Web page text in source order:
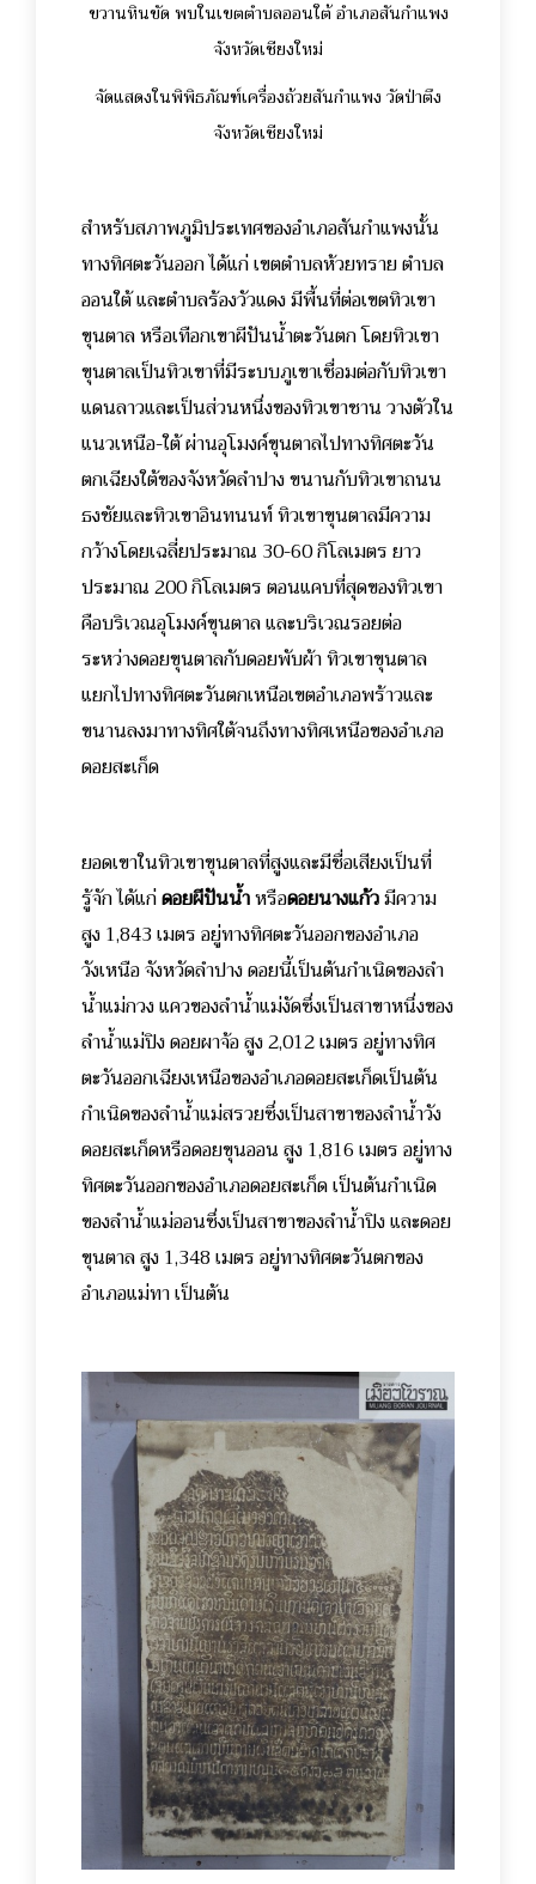
ขวานหินขัด พบในเขตตำบลออนใต้ อำเภอสันกำแพง
จังหวัดเชียงใหม่
จัดแสดงในพิพิธภัณฑ์เครื่องถ้วยสันกำแพง วัดป่าตึง
จังหวัดเชียงใหม่
สำหรับสภาพภูมิประเทศของอำเภอสันกำแพงนั้น
ทางทิศตะวันออก ได้แก่ เขตตำบลห้วยทราย ตำบล
ออนใต้ และตำบลร้องวัวแดง มีพื้นที่ต่อเขตทิวเขา
ขุนตาล หรือเทือกเขาผีปันน้ำตะวันตก โดยทิวเขา
ขุนตาลเป็นทิวเขาที่มีระบบภูเขาเชื่อมต่อกับทิวเขา
แดนลาวและเป็นส่วนหนึ่งของทิวเขาชาน วางตัวใน
แนวเหนือ-ใต้ ผ่านอุโมงค์ขุนตาลไปทางทิศตะวัน
ตกเฉียงใต้ของจังหวัดลำปาง ขนานกับทิวเขาถนน
ธงชัยและทิวเขาอินทนนท์ ทิวเขาขุนตาลมีความ
กว้างโดยเฉลี่ยประมาณ 30-60 กิโลเมตร ยาว
ประมาณ 200 กิโลเมตร ตอนแคบที่สุดของทิวเขา
คือบริเวณอุโมงค์ขุนตาล และบริเวณรอยต่อ
ระหว่างดอยขุนตาลกับดอยพับผ้า ทิวเขาขุนตาล
แยกไปทางทิศตะวันตกเหนือเขตอำเภอพร้าวและ
ขนานลงมาทางทิศใต้จนถึงทางทิศเหนือของอำเภอ
ดอยสะเก็ด
ยอดเขาในทิวเขาขุนตาลที่สูงและมีชื่อเสียงเป็นที่
รู้จัก ได้แก่ดอยผีปันน้ำหรือดอยนางแก้วมีความ
สูง 1,843 เมตร อยู่ทางทิศตะวันออกของอำเภอ
วังเหนือ จังหวัดลำปาง ดอยนี้เป็นต้นกำเนิดของลำ
น้ำแม่กวง แควของลำน้ำแม่งัดซึ่งเป็นสาขาหนึ่งของ
ลำน้ำแม่ปิง ดอยผาจ้อ สูง 2,012 เมตร อยู่ทางทิศ
ตะวันออกเฉียงเหนือของอำเภอดอยสะเก็ดเป็นต้น
กำเนิดของลำน้ำแม่สรวยซึ่งเป็นสาขาของลำน้ำวัง
ดอยสะเก็ดหรือดอยขุนออน สูง 1,816 เมตร อยู่ทาง
ทิศตะวันออกของอำเภอดอยสะเก็ด เป็นต้นกำเนิด
ของลำน้ำแม่ออนซึ่งเป็นสาขาของลำน้ำปิง และดอย
ขุนตาล สูง 1,348 เมตร อยู่ทางทิศตะวันตกของ
อำเภอแม่ทา เป็นต้น